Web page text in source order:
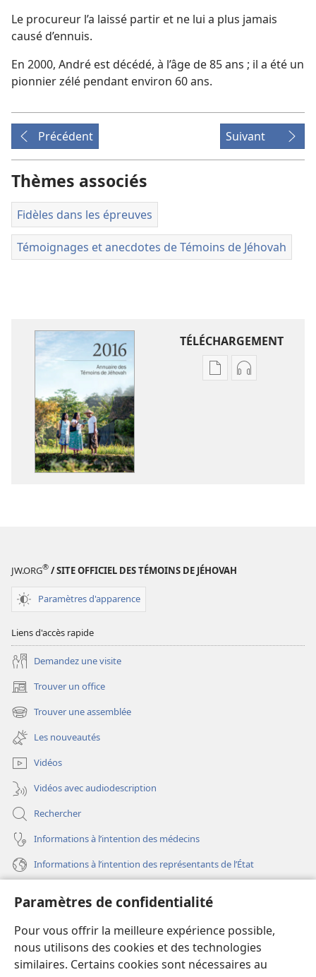
Paramètres de confidentialité
Pour vous offrir la meilleure expérience possible,
nous utilisons des cookies et des technologies
similaires. Certains cookies sont nécessaires au
Le procureur l’a laissé partir et ne lui a plus jamais
causé d’ennuis.
En 2000, André est décédé, à l’âge de 85 ans ; il a été un
pionnier zélé pendant environ 60 ans.
Précédent Suivant
Thèmes associés
Fidèles dans les épreuves
Témoignages et anecdotes de Témoins de Jéhovah
TÉLÉCHARGEMENT
OptionsOptions
JW.ORG® / SITE OFFICIEL DES TÉMOINS DE JÉHOVAH
Paramètres d'apparence
Liens d'accès rapide
Demandez une visite
Trouver un office
(ouvre
une
nouvelle
fenêtre)
Trouver une assemblée
(ouvre
une
nouvelle
fenêtre)
Les nouveautés
Vidéos
Vidéos avec audiodescription
Rechercher
Informations à l’intention des médecins
Informations à l’intention des représentants de l’État
(ouvre
une
nouvelle
fenêtre)
Bibliothèque en ligne
(ouvre